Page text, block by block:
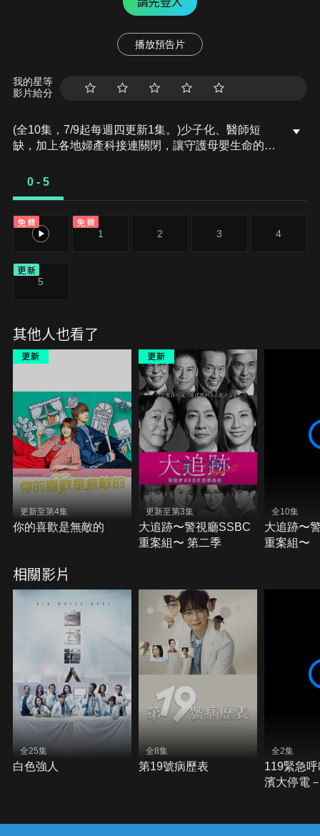
播放預告片
我的星等
影片給分
(全10集，7/9起每週四更新1集。)少子化、醫師短
缺，加上各地婦產科接連關閉，讓守護母嬰生命的生
險孕婦的醫療中心，也逐漸逼近緊急轉診收治的極
術的婦產科醫師光井明希。儘管一側耳朵患有聽力障
礙，她仍比任何人都更執著於聆聽新生兒的第一聲啼
最後一道防線呢……
0 - 5
免費
0
免費
1 2 3 4
更新
5
其他人也看了
更新至第4集
你的喜歡是無敵的
更新至第3集
大追跡〜警視廳SSBC
重案組〜 第二季
全10集
大追跡〜
重案組〜
相關影片
全25集
白色強人
全8集
第19號病歷表
全2集
119緊急
濱大停電